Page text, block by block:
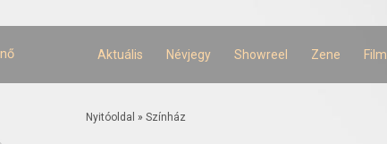
tartalomra
Aktuális Névjegy Showreel Zene Film
Jelenlegi hely
Nyitóoldal » Színház